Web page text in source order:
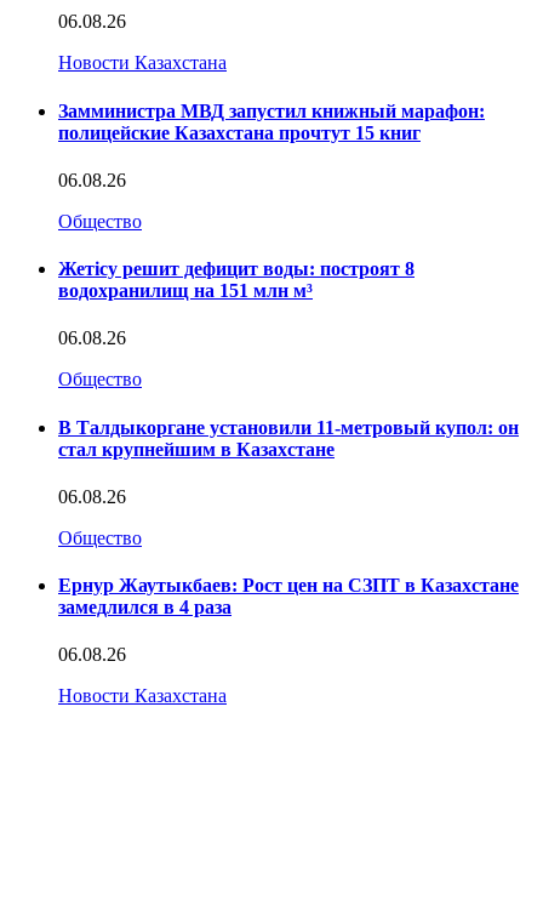
06.08.26
Новости Казахстана
Замминистра МВД запустил книжный марафон:
полицейские Казахстана прочтут 15 книг
06.08.26
Общество
Жетісу решит дефицит воды: построят 8
водохранилищ на 151 млн м³
06.08.26
Общество
В Талдыкоргане установили 11-метровый купол: он
стал крупнейшим в Казахстане
06.08.26
Общество
Ернур Жаутыкбаев: Рост цен на СЗПТ в Казахстане
замедлился в 4 раза
06.08.26
Новости Казахстана